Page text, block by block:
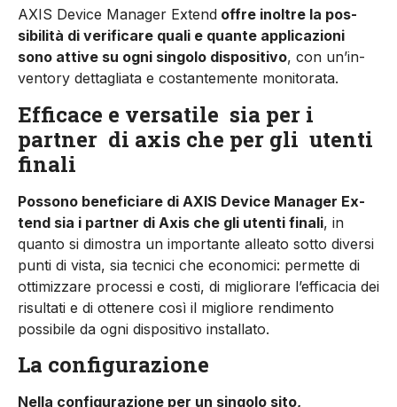
AXIS Device Manager Extend offre inoltre la pos­
sibilità di verificare quali e quante applicazioni
sono attive su ogni singolo dispositivo, con un’in­
ventory dettagliata e costantemente monitorata.
Efficace e versatile sia per i
partner di axis che per gli utenti
finali
Possono beneficiare di AXIS Device Manager Ex­
tend sia i partner di Axis che gli utenti finali, in
quanto si dimostra un importante alleato sotto diversi
punti di vista, sia tecnici che economici: permette di
ottimizzare processi e costi, di mi­gliorare l’efficacia dei
risultati e di ottenere così il migliore rendimento
possibile da ogni dispo­sitivo installato.
La configurazione
Nella configurazione per un singolo sito,